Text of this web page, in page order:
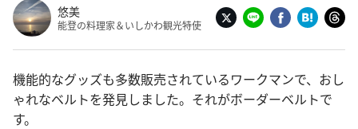
悠美
能登の料理家＆いしかわ観光特使
機能的なグッズも多数販売されているワークマンで、おし
ゃれなベルトを発見しました。それがボーダーベルトで
す。